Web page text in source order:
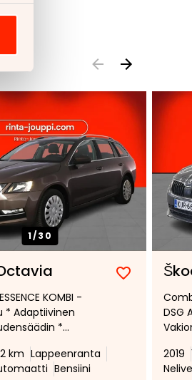
1/30
Lisää
suosikiksi
Poista
KOMBI -
* Adaptiivinen
*
*
taakse *
km Lappeenranta
Bensiini
DSG
2019